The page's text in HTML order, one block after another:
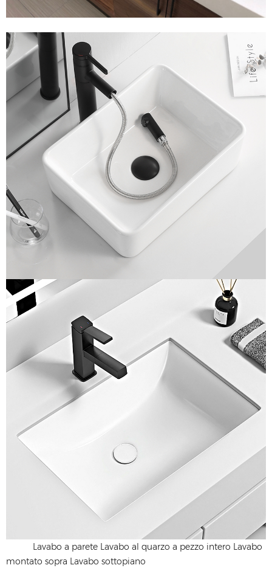
Lavabo a parete Lavabo al quarzo a pezzo intero Lavabo
montato sopra Lavabo sottopiano